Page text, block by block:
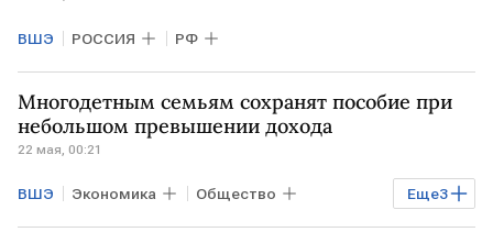
ВШЭ РОССИЯ РФ
Многодетным семьям сохранят пособие при
небольшом превышении дохода
22 мая, 00:21
Еще3
ВШЭ Экономика Общество
МОСКВА Юлия Коваленко